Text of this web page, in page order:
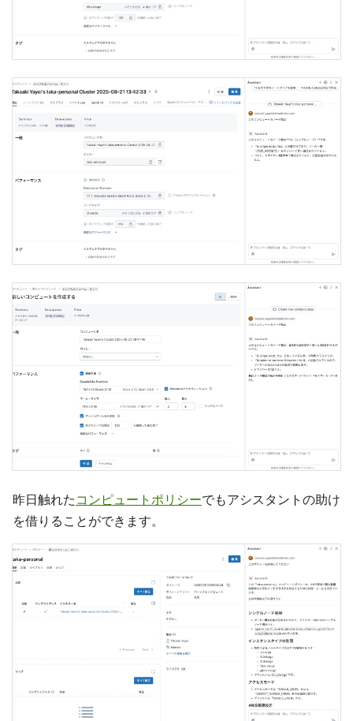
昨日触れた コンピュートポリシーでもアシスタントの助け
を借りることができます。